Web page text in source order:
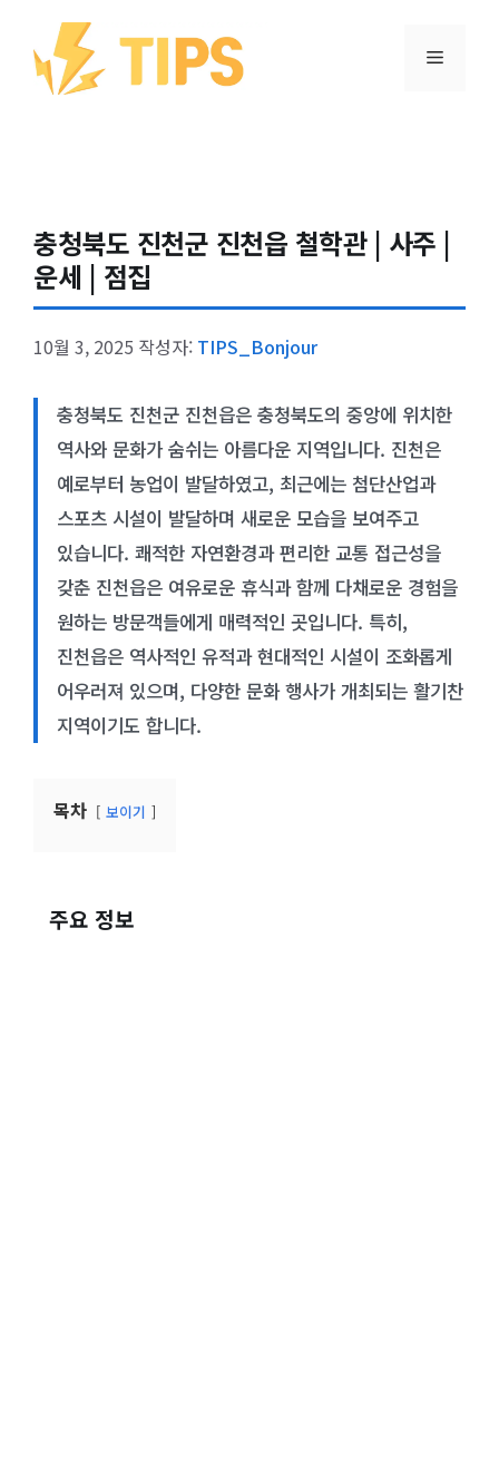
건너뛰기
메뉴
충청북도 진천군 진천읍 철학관 | 사주 |
운세 | 점집
10월 3, 2025 작성자: TIPS_Bonjour
충청북도 진천군 진천읍은 충청북도의 중앙에 위치한
역사와 문화가 숨쉬는 아름다운 지역입니다. 진천은
예로부터 농업이 발달하였고, 최근에는 첨단산업과
스포츠 시설이 발달하며 새로운 모습을 보여주고
있습니다. 쾌적한 자연환경과 편리한 교통 접근성을
갖춘 진천읍은 여유로운 휴식과 함께 다채로운 경험을
원하는 방문객들에게 매력적인 곳입니다. 특히,
진천읍은 역사적인 유적과 현대적인 시설이 조화롭게
어우러져 있으며, 다양한 문화 행사가 개최되는 활기찬
지역이기도 합니다.
목차 보이기
주요 정보